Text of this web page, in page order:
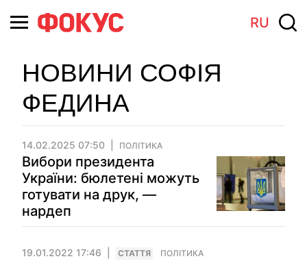
RU
НОВИНИ СОФІЯ
ФЕДИНА
14.02.2025 07:50 ПОЛІТИКА
Вибори президента
України: бюлетені можуть
готувати на друк, —
нардеп
19.01.2022 17:46 СТАТТЯ ПОЛІТИКА